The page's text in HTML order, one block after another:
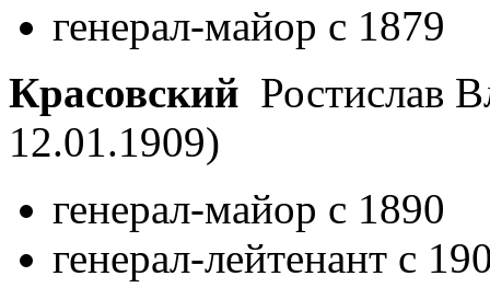
генерал-майор с 1879
Красовский Ростислав
12.01.1909)
генерал-майор с 1890
генерал-лейтенант с